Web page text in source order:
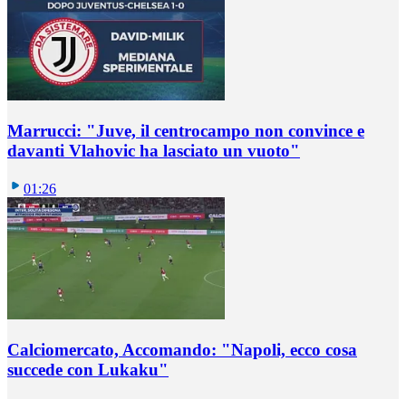
Marrucci: "Juve, il centrocampo non convince e
davanti Vlahovic ha lasciato un vuoto"
01:26
Calciomercato, Accomando: "Napoli, ecco cosa
succede con Lukaku"